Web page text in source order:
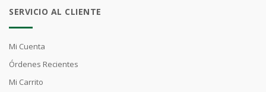
SERVICIO AL CLIENTE
Mi Cuenta
Órdenes Recientes
Mi Carrito